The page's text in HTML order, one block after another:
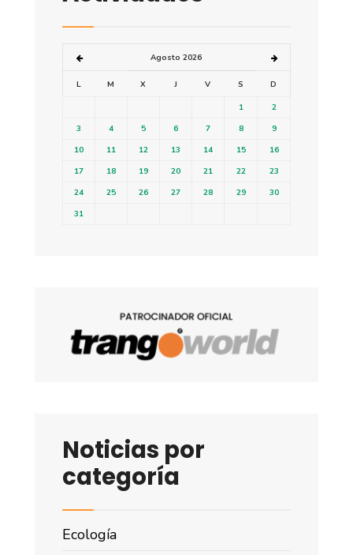
Agosto 2026
L M X J V S D
1
2
3
4 5 6 7 8
9
10
11 12 13 14 15
16
17
18 19 20 21 22
23
24
25 26 27 28 29
30
31
Noticias por
categoría
Ecología